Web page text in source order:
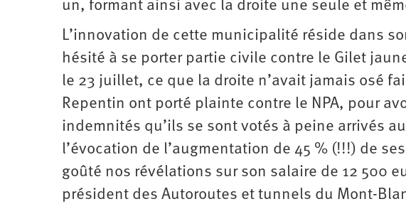
un, formant ainsi avec la droite une seule et
L’innovation de cette municipalité réside dans
hésité à se porter partie civile contre le Gilet
le 23 juillet, ce que la droite n’avait jamais osé
Repentin ont porté plainte contre le NPA, pour
indemnités qu’ils se sont votés à peine arrivés
l’évocation de l’augmentation de 45 % (!!!) de
goûté nos révélations sur son salaire de 12 500
président des Autoroutes et tunnels du Mont-